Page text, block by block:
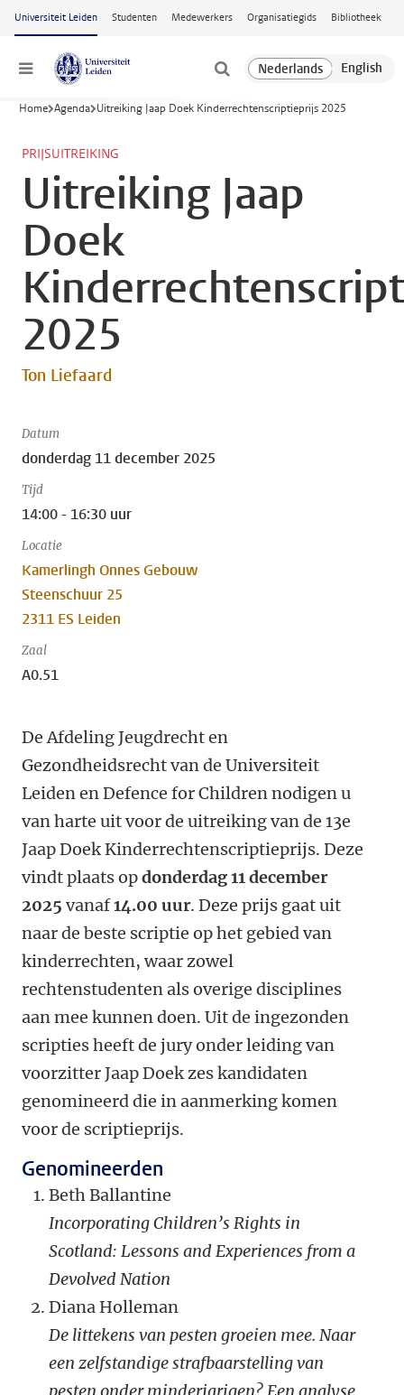
Ga naar hoofdinhoud
Universiteit Leiden Studenten Medewerkers Organisatiegids Bibliotheek
Menu
Home Agenda Uitreiking Jaap Doek Kinderrechtenscriptieprijs 2025
PRIJSUITREIKING
Uitreiking Jaap
Doek
2025
Ton Liefaard
Datum
donderdag 11 december 2025
Tijd
14:00 - 16:30 uur
Locatie
Kamerlingh Onnes Gebouw
Steenschuur 25
2311 ES Leiden
Zaal
A0.51
De Afdeling Jeugdrecht en
Gezondheidsrecht van de Universiteit
Leiden en Defence for Children nodigen u
van harte uit voor de uitreiking van de 13e
Jaap Doek Kinderrechtenscriptieprijs. Deze
vindt plaats opdonderdag 11 december
2025 vanaf14.00 uur. Deze prijs gaat uit
naar de beste scriptie op het gebied van
kinderrechten, waar zowel
rechtenstudenten als overige disciplines
aan mee kunnen doen. Uit de ingezonden
scripties heeft de jury onder leiding van
voorzitter Jaap Doek zes kandidaten
genomineerd die in aanmerking komen
voor de scriptieprijs.
Genomineerden
Beth Ballantine
Incorporating Children’s Rights in
Scotland: Lessons and Experiences from a
Devolved Nation
Diana Holleman
De littekens van pesten groeien mee. Naar
een zelfstandige strafbaarstelling van